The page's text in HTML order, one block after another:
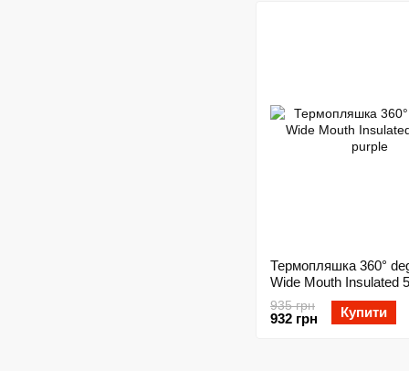
Термопляшка 360°
Wide Mouth Insulated
purple
935 грн
932 грн Купити